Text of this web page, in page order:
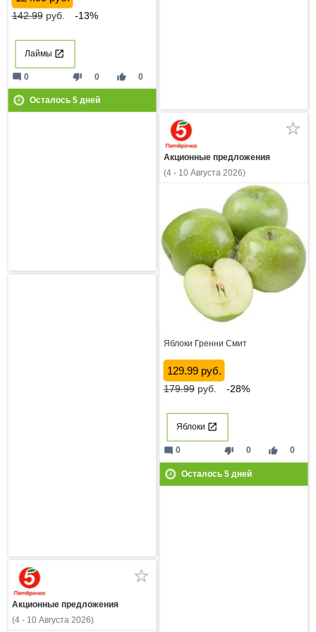
142.99руб. -13%
Лаймы
thumb_down 0 thumb_up 0
mode_comment 0
Осталось 5дней
Акционные предложения
(4 - 10 Августа 2026)
Яблоки Гренни Смит
129.99 руб.
179.99руб. -28%
Яблоки
thumb_down 0 thumb_up 0
mode_comment 0
Осталось 5дней
Акционные предложения
(4 - 10 Августа 2026)